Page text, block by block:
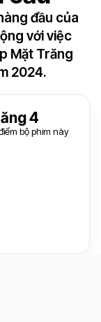
đầu của
với việc
Mặt Trăng
2024.
4
bộ phim này